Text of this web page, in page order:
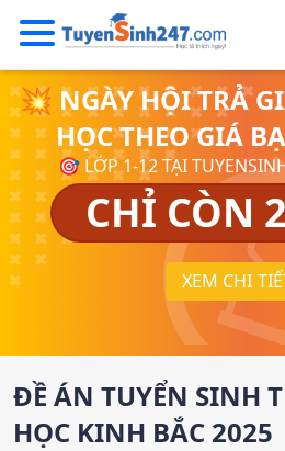
💥 NGÀY HỘI TRẢ
HỌC THEO GIÁ
🎯 LỚP 1-12 TẠI
CHỈ CÒN
XEM CHI
ĐỀ ÁN TUYỂN SINH
HỌC KINH BẮC 2025